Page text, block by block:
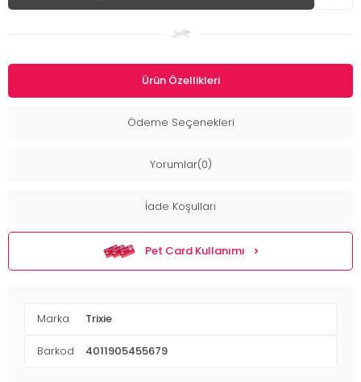
Ürün Özellikleri
Ödeme Seçenekleri
Yorumlar(0)
İade Koşulları
Pet Card Kullanımı
Marka Trixie
Barkod 4011905455679